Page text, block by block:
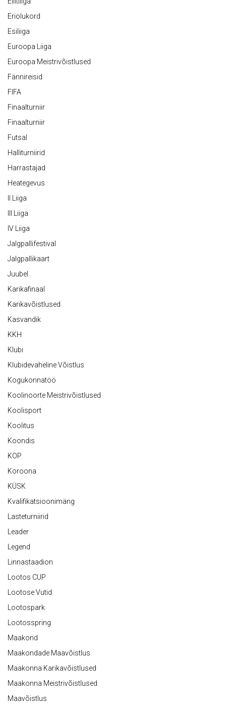
Eriolukord
Esiliiga
Euroopa Liiga
Euroopa Meistrivõistlused
Fännireisid
FIFA
Finaalturniir
Finaalturniir
Futsal
Halliturniirid
Harrastajad
Heategevus
II Liiga
III Liiga
IV Liiga
Jalgpallifestival
Jalgpallikaart
Juubel
Karikafinaal
Karikavõistlused
Kasvandik
KKH
Klubi
Klubidevaheline Võistlus
Kogukonnatöö
Koolinoorte Meistrivõistlused
Koolisport
Koolitus
Koondis
KOP
Koroona
KÜSK
Kvalifikatsioonimäng
Lasteturniirid
Leader
Legend
Linnastaadion
Lootos CUP
Lootose Vutid
Lootospark
Lootosspring
Maakond
Maakondade Maavõistlus
Maakonna Karikavõistlused
Maakonna Meistrivõistlused
Maavõistlus